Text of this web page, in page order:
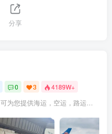
分享
0 3 4189W+
微信1139976508，可为您提供海运，空运，路运，铁路运输